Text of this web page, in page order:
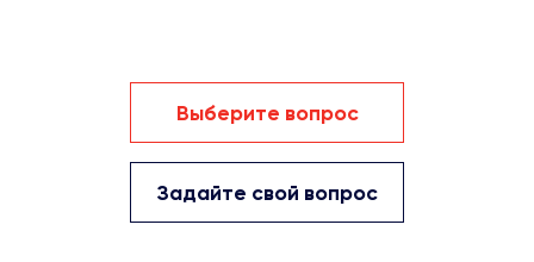
Выберите вопрос
Задайте свой вопрос